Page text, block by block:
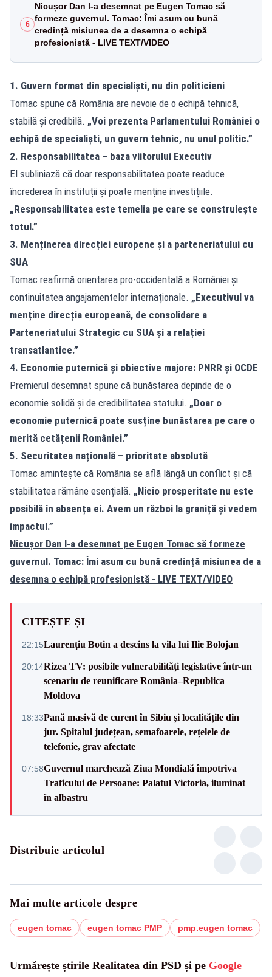
6
Nicușor Dan l-a desemnat pe Eugen Tomac să
formeze guvernul. Tomac: Îmi asum cu bună
credință misiunea de a desemna o echipă
profesionistă - LIVE TEXT/VIDEO
1. Guvern format din specialiști, nu din politicieni
Tomac spune că România are nevoie de o echipă tehnică,
stabilă și credibilă. „Voi prezenta Parlamentului României o
echipă de specialiști, un guvern tehnic, nu unul politic.”
2. Responsabilitatea – baza viitorului Executiv
El subliniază că doar responsabilitatea poate readuce
încrederea în instituții și poate menține investițiile.
„Responsabilitatea este temelia pe care se construiește
totul.”
3. Menținerea direcției europene și a parteneriatului cu
SUA
Tomac reafirmă orientarea pro-occidentală a României și
continuitatea angajamentelor internaționale. „Executivul va
menține direcția europeană, de consolidare a
Parteneriatului Strategic cu SUA și a relației
transatlantice.”
4. Economie puternică și obiective majore: PNRR și OCDE
Premierul desemnat spune că bunăstarea depinde de o
economie solidă și de credibilitatea statului. „Doar o
economie puternică poate susține bunăstarea pe care o
merită cetățenii României.”
5. Securitatea națională – prioritate absolută
Tomac amintește că România se află lângă un conflict și că
stabilitatea rămâne esențială. „Nicio prosperitate nu este
posibilă în absența ei. Avem un război la graniță și vedem
impactul.”
Nicușor Dan l-a desemnat pe Eugen Tomac să formeze
guvernul. Tomac: Îmi asum cu bună credință misiunea de a
desemna o echipă profesionistă - LIVE TEXT/VIDEO
CITEȘTE ȘI
22:15Laurențiu Botin a descins la vila lui Ilie Bolojan
20:14Rizea TV: posibile vulnerabilități legislative într-un
scenariu de reunificare România–Republica
Moldova
18:33Pană masivă de curent în Sibiu și localitățile din
jur. Spitalul județean, semafoarele, rețelele de
telefonie, grav afectate
07:58Guvernul marchează Ziua Mondială împotriva
Traficului de Persoane: Palatul Victoria, iluminat
în albastru
Distribuie articolul
Mai multe articole despre
eugen tomac eugen tomac PMP pmp.eugen tomac
Urmărește știrile Realitatea din PSD și pe Google